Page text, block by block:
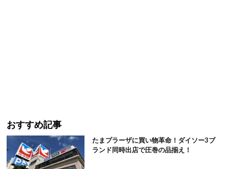
おすすめ記事
たまプラーザに買い物革命！ダイソー3ブ
ランド同時出店で圧巻の品揃え！